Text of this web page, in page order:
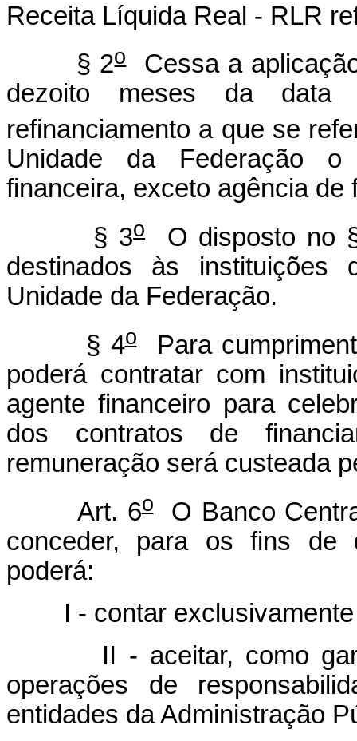
Receita Líquida Real - RLR
§ 2oCessa a
dezoito meses da data
refinanciamento a que se
Unidade da Federação
financeira, exceto agência de
§ 3oO disposto no
destinados às instituições
Unidade da Federação.
§ 4oPara
poderá contratar com
agente financeiro para
dos contratos de
remuneração será custeada
Art. 6oO Banco
conceder, para os fins de
poderá:
I - contar exclusivamente
II - aceitar, como
operações de
entidades da Administração